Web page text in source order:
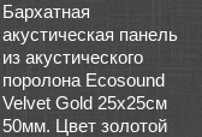
Бархатная
акустическая панель
из акустического
поролона Ecosound
Velvet Gold 25х25см
50мм. Цвет золотой